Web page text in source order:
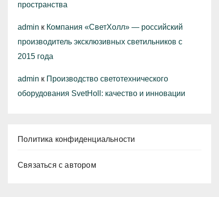
пространства
admin к Компания «СветХолл» — российский
производитель эксклюзивных светильников с
2015 года
admin к Производство светотехнического
оборудования SvetHoll: качество и инновации
Политика конфиденциальности
Связаться с автором